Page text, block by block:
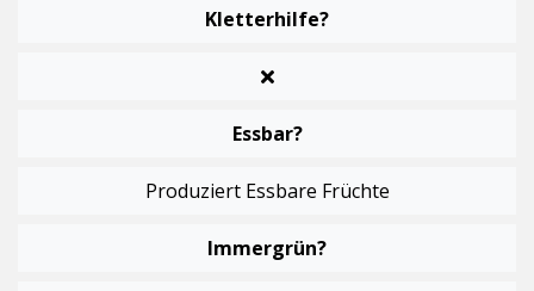
Kletterhilfe?
Essbar?
Produziert Essbare Früchte
Immergrün?